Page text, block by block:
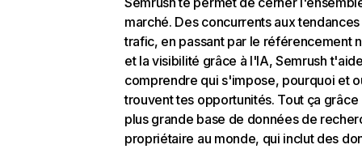
marché. Des concurrents aux
trafic, en passant par le référencement
et la visibilité grâce à l'IA, Semrush
comprendre qui s'impose, pourquoi et
trouvent tes opportunités. Tout ça grâce
plus grande base de données de
propriétaire au monde, qui inclut des